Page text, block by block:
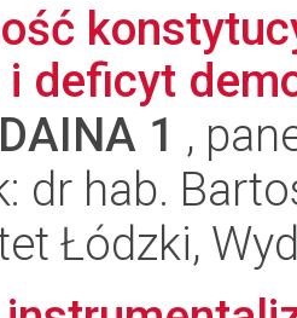
deficyt
DAINA 1 ,
dr hab.
Łódzki,